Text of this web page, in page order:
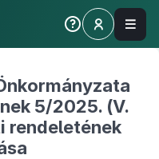
5/2025. (V.
rendeletének